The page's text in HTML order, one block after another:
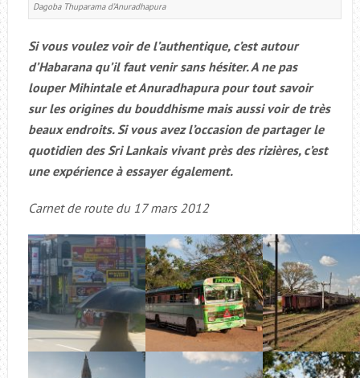
Dagoba Thuparama d’Anuradhapura
Si vous voulez voir de l’authentique, c’est autour
d’Habarana qu’il faut venir sans hésiter. A ne pas
louper Mihintale et Anuradhapura pour tout savoir
sur les origines du bouddhisme mais aussi voir de très
beaux endroits. Si vous avez l’occasion de partager le
quotidien des Sri Lankais vivant près des rizières, c’est
une expérience à essayer également.
Carnet de route du 17 mars 2012